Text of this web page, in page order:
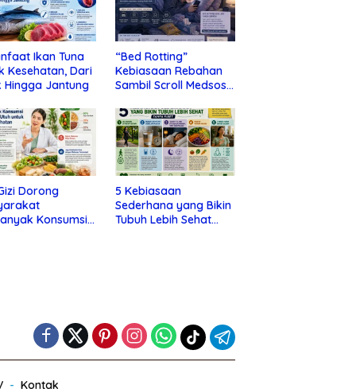
Ikan Tuna
Kesehatan, Dari
Hingga Jantung
“Bed Rotting”
Kebiasaan Rebahan
Sambil Scroll Medsos
Depresi
Dorong
Konsumsi
5 Kebiasaan
Sederhana yang Bikin
Tubuh Lebih Sehat
Kontak